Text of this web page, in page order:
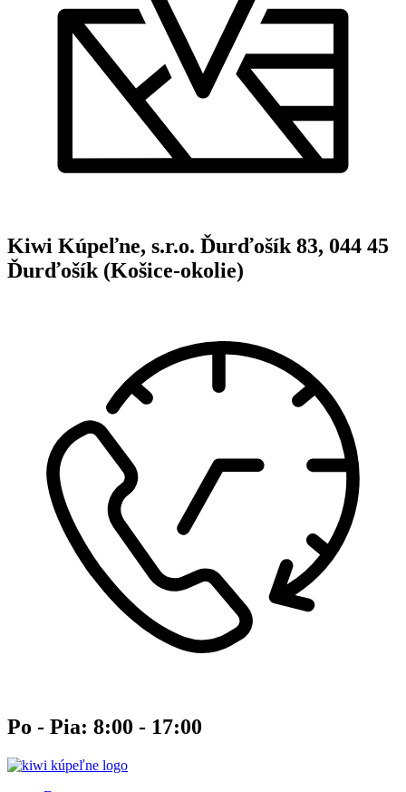
Kiwi Kúpeľne, s.r.o. Ďurďošík 83, 044 45
Ďurďošík (Košice-okolie)
Po - Pia: 8:00 - 17:00